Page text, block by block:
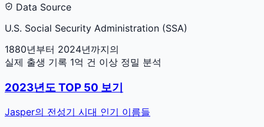
Data Source
U.S. Social Security Administration (SSA)
1880년부터 2024년까지의
실제 출생 기록 1억 건 이상 정밀 분석
2023년도 TOP 50 보기
Jasper의 전성기 시대 인기 이름들